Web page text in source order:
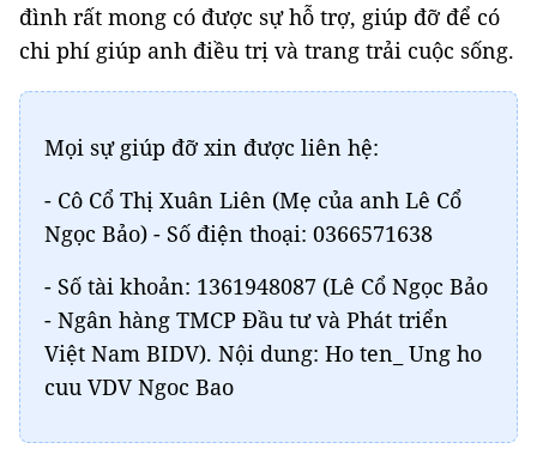
đình rất mong có được sự hỗ trợ, giúp đỡ để có
chi phí giúp anh điều trị và trang trải cuộc sống.
Mọi sự giúp đỡ xin được liên hệ:
- Cô Cổ Thị Xuân Liên (Mẹ của anh Lê Cổ
Ngọc Bảo) - Số điện thoại: 0366571638
- Số tài khoản: 1361948087 (Lê Cổ Ngọc Bảo
- Ngân hàng TMCP Đầu tư và Phát triển
Việt Nam BIDV). Nội dung: Ho ten_ Ung ho
cuu VDV Ngoc Bao